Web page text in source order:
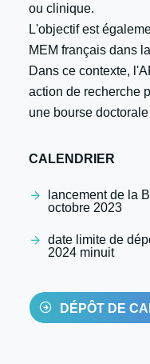
ou clinique.
L'objectif est
MEM français dans
Dans ce contexte,
action de recherche
une bourse
CALENDRIER
lancement de la
octobre 2023
date limite de
2024 minuit
DÉPÔT DE